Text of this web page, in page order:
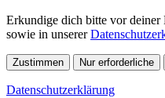
Erkundige dich bitte vor
sowie in unserer
Zustimmen Nur erforderliche
Datenschutzerklärung